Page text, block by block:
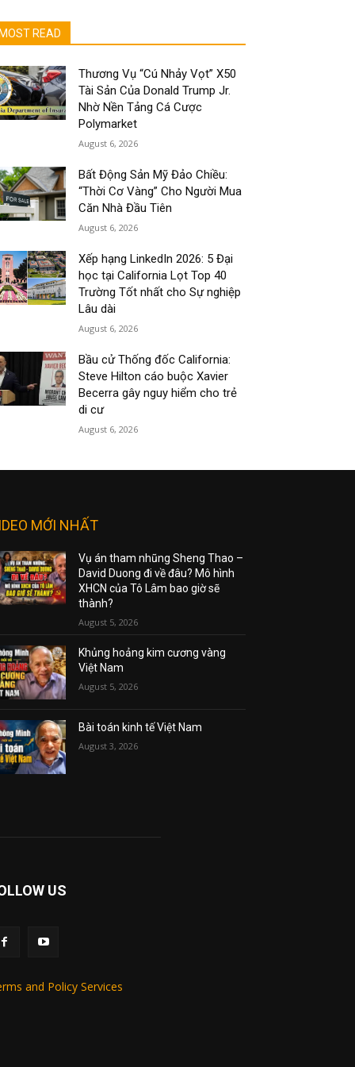
MOST READ
Thương Vụ “Cú Nhảy Vọt” X50
Tài Sản Của Donald Trump Jr.
Nhờ Nền Tảng Cá Cược
Polymarket
August 6, 2026
Bất Động Sản Mỹ Đảo Chiều:
“Thời Cơ Vàng” Cho Người Mua
Căn Nhà Đầu Tiên
August 6, 2026
Xếp hạng LinkedIn 2026: 5 Đại
học tại California Lọt Top 40
Trường Tốt nhất cho Sự nghiệp
Lâu dài
August 6, 2026
Bầu cử Thống đốc California:
Steve Hilton cáo buộc Xavier
Becerra gây nguy hiểm cho trẻ
di cư
August 6, 2026
MỚI NHẤT
Vụ án tham nhũng Sheng Thao –
David Duong đi về đâu? Mô hình
XHCN của Tô Lâm bao giờ sẽ
thành?
August 5, 2026
Khủng hoảng kim cương vàng
Việt Nam
August 5, 2026
Bài toán kinh tế Việt Nam
August 3, 2026
US
and Policy Services